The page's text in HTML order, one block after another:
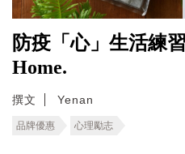
防疫「心」生活練
Home.
撰文 Yenan
品牌優惠 心理勵志